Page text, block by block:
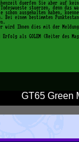
GT65 Green